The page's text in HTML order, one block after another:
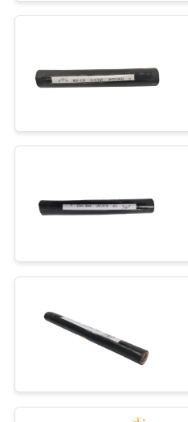
SUATU
NEWS
PRIVASI